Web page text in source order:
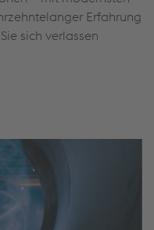
Erfahrung
sich verlassen